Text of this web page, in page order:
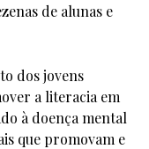
de alunas e
dos jovens
a literacia em
à doença mental
que promovam e